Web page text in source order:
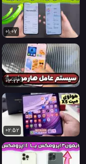
01:07
03:23
02:52